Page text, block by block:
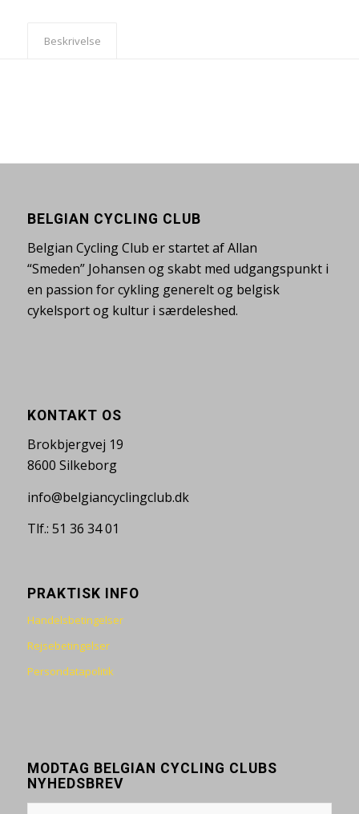
Beskrivelse
BELGIAN CYCLING CLUB
Belgian Cycling Club er startet af Allan
“Smeden” Johansen og skabt med udgangspunkt i
en passion for cykling generelt og belgisk
cykelsport og kultur i særdeleshed.
KONTAKT OS
Brokbjergvej 19
8600 Silkeborg
info@belgiancyclingclub.dk
Tlf.: 51 36 34 01
PRAKTISK INFO
Handelsbetingelser
Rejsebetingelser
Persondatapolitik
MODTAG BELGIAN CYCLING CLUBS
NYHEDSBREV